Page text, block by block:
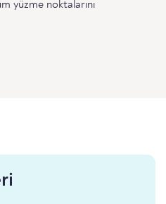
yüzme noktalarını